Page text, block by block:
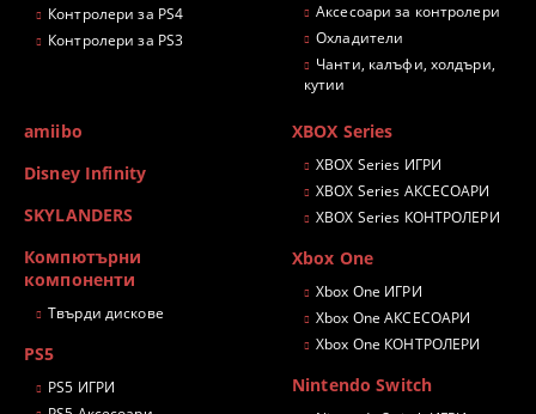
Контролери за PS4
Контролери за PS3
Аксесоари за контролери
Охладители
Чанти, калъфи, холдъри,
кутии
amiibo
Disney Infinity
SKYLANDERS
Компютърни
компоненти
Твърди дискове
PS5
PS5 ИГРИ
XBOX Series
XBOX Series ИГРИ
XBOX Series АКСЕСОАРИ
XBOX Series КОНТРОЛЕРИ
Xbox One
Xbox One ИГРИ
Xbox One АКСЕСОАРИ
Xbox One КОНТРОЛЕРИ
Nintendo Switch